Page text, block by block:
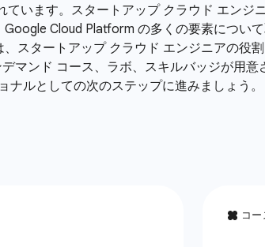
います。スタートアップ クラウド エンジ
Cloud Platform の多くの要素につい
スタートアップ クラウド エンジニアの役
マンド コース、ラボ、スキルバッジが用
ルとしての次のステップに進みましょう。